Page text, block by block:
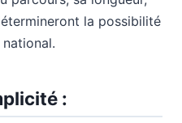
la possibilité
: